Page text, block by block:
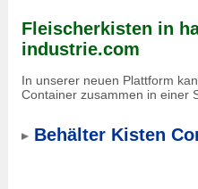
Fleischerkisten in
industrie.com
In unserer neuen Plattform
Container zusammen in einer
Behälter Kisten